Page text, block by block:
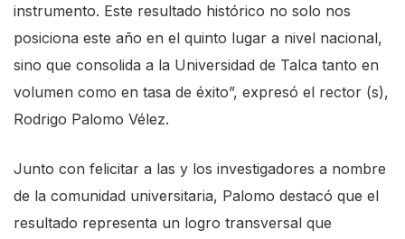
instrumento. Este resultado histórico no solo nos
posiciona este año en el quinto lugar a nivel nacional,
sino que consolida a la Universidad de Talca tanto en
volumen como en tasa de éxito”, expresó el rector (s),
Rodrigo Palomo Vélez.
Junto con felicitar a las y los investigadores a nombre
de la comunidad universitaria, Palomo destacó que el
resultado representa un logro transversal que